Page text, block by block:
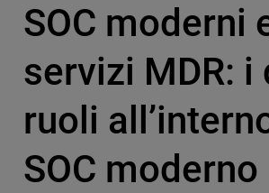
SOC moderni
servizi MDR: i
ruoli
SOC moderno